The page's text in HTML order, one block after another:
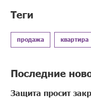
Теги
продажа квартира
Последние
Защита просит